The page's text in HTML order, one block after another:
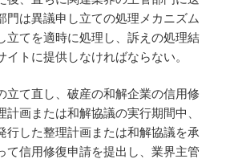
門は異議申し立ての処理メカニズム
立てを適時に処理し、訴えの処理結
イトに提供しなければならない。
立て直し、破産の和解企業の信用修
計画または和解協議の実行期間中、
行した整理計画または和解協議を承
て信用修復申請を提出し、業界主管